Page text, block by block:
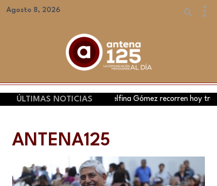
Agosto 8, 2026
ÚLTIMAS NOTICIAS
Sheinbaum y Delfina Gómez recorren hoy tres municipios
ANTENA125